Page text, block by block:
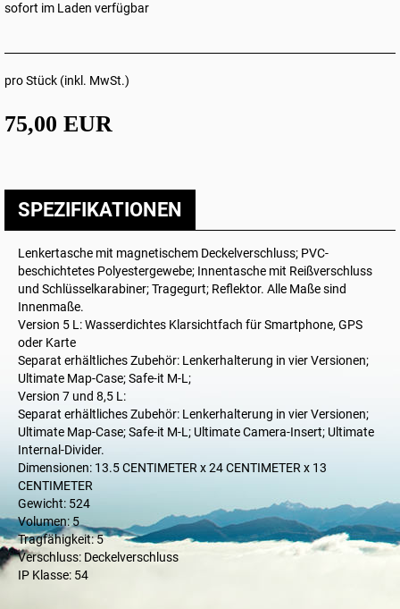
sofort im Laden verfügbar
pro Stück (inkl. MwSt.)
75,00 EUR
SPEZIFIKATIONEN
Lenkertasche mit magnetischem Deckelverschluss; PVC-
beschichtetes Polyestergewebe; Innentasche mit Reißverschluss
und Schlüsselkarabiner; Tragegurt; Reflektor. Alle Maße sind
Innenmaße.
Version 5 L: Wasserdichtes Klarsichtfach für Smartphone, GPS
oder Karte
Separat erhältliches Zubehör: Lenkerhalterung in vier Versionen;
Ultimate Map-Case; Safe-it M-L;
Version 7 und 8,5 L:
Separat erhältliches Zubehör: Lenkerhalterung in vier Versionen;
Ultimate Map-Case; Safe-it M-L; Ultimate Camera-Insert; Ultimate
Internal-Divider.
Dimensionen: 13.5 CENTIMETER x 24 CENTIMETER x 13
CENTIMETER
Gewicht: 524
Volumen: 5
Tragfähigkeit: 5
Verschluss: Deckelverschluss
IP Klasse: 54